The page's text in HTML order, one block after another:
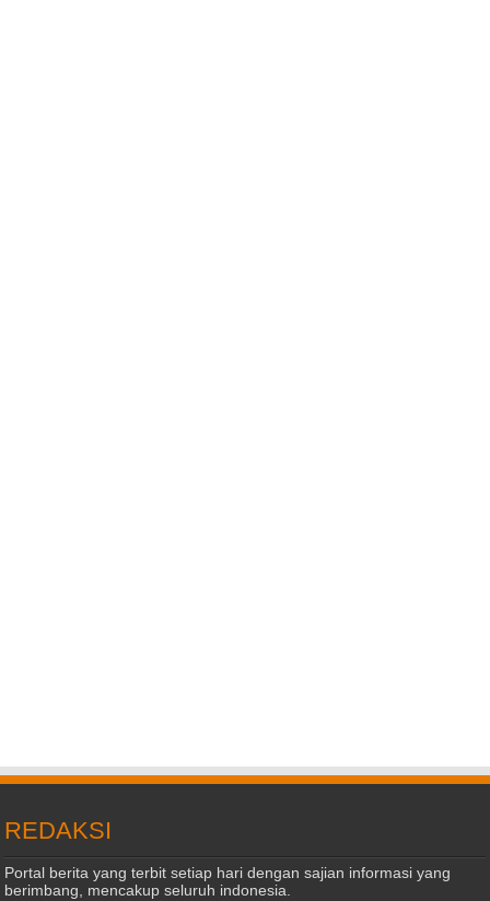
REDAKSI
Portal berita yang terbit setiap hari dengan sajian informasi yang
berimbang, mencakup seluruh indonesia.